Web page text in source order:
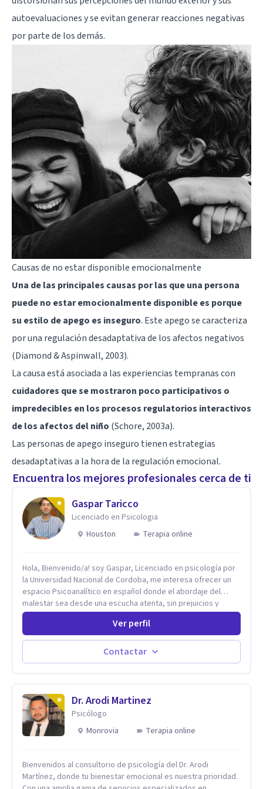
autoevaluaciones y se evitan generar reacciones negativas
por parte de los demás.
Causas de no estar disponible emocionalmente
Una de las principales causas por las que una persona
puede no estar emocionalmente disponible es porque
su estilo de apego es inseguro. Este apego se caracteriza
por una regulación desadaptativa de los afectos negativos
(Diamond & Aspinwall, 2003).
La causa está asociada a las experiencias tempranas con
cuidadores que se mostraron poco participativos o
impredecibles en los procesos regulatorios interactivos
de los afectos del niño (Schore, 2003a).
Las personas de apego inseguro tienen estrategias
desadaptativas a la hora de la regulación emocional.
Encuentra los mejores profesionales cerca de ti
Gaspar Taricco
Licenciado en Psicologia
Houston
Terapia online
Hola, Bienvenido/a! soy Gaspar, Licenciado en psicología por
la Universidad Nacional de Cordoba, me interesa ofrecer un
espacio Psicoanalítico en español donde el abordaje del
malestar sea desde una escucha atenta, sin prejuicios y
rescatando lo singular de cada caso, sin caer en etiquetas.
Considero que todas las personas en algún momento pueden
sufrir y cada una por cuestiones particulares, es en mi
espacio donde se le dará un lugar a esas cuestiones
singulares de cada uno, para luego generar cambios. Soy una
investigo. Siempre en la búsqueda de ser un mejor
profesional.
Ver perfil
Contactar
Dr. Arodi Martinez
Psicólogo
Monrovia
Terapia online
Bienvenidos al consultorio de psicología del Dr. Arodi
Martínez, donde tu bienestar emocional es nuestra prioridad.